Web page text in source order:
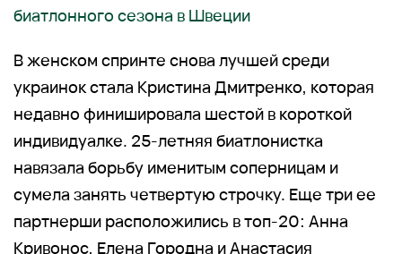
биатлонного сезона в Швеции
В женском спринте снова лучшей среди
украинок стала Кристина Дмитренко, которая
недавно финишировала шестой в короткой
индивидуалке. 25-летняя биатлонистка
навязала борьбу именитым соперницам и
сумела занять четвертую строчку. Еще три ее
партнерши расположились в топ-20: Анна
Кривонос, Елена Городна и Анастасия